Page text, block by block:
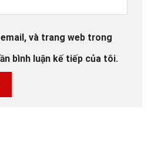
và trang web trong
bình luận kế tiếp của tôi.